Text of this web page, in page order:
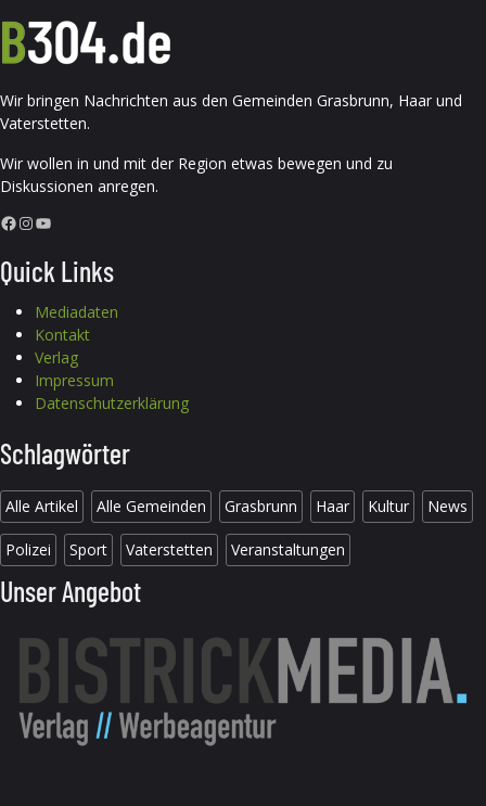
Wir bringen Nachrichten aus den Gemeinden Grasbrunn, Haar und
Vaterstetten.
Wir wollen in und mit der Region etwas bewegen und zu
Diskussionen anregen.
Facebook InstagramYouTube
Quick Links
Mediadaten
Kontakt
Verlag
Impressum
Datenschutzerklärung
Schlagwörter
Alle Artikel Alle Gemeinden Grasbrunn Haar Kultur News
Polizei Sport Vaterstetten Veranstaltungen
Unser Angebot